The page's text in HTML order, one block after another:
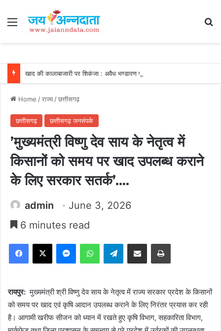
Menu
Home /राज्य/छत्तीसगढ़
छत्तीसगढ़ छत्तीसगढ़ जनसंपर्क
’मुख्यमंत्री विष्णु देव साय के नेतृत्व में
किसानों को समय पर खाद उपलब्ध कराने
के लिए सरकार सतर्क’….
admin
June 3, 2026
6 minutes read
Facebook
X MessengerWhatsAppTelegramShare via Email Print
रायपुर:मुख्यमंत्री श्री विष्णु देव साय के नेतृत्व में राज्य सरकार प्रदेश के किसानों
को समय पर खाद एवं कृषि आदान उपलब्ध कराने के लिए निरंतर प्रयास कर रही
है। आगामी खरीफ सीजन को ध्यान में रखते हुए कृषि विभाग, सहकारिता विभाग,